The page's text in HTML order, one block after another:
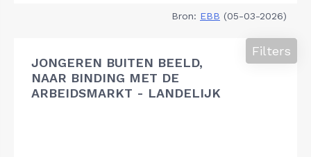
Bron: EBB (05-03-2026)
JONGEREN BUITEN BEELD,
NAAR BINDING MET DE
ARBEIDSMARKT - LANDELIJK
Filters